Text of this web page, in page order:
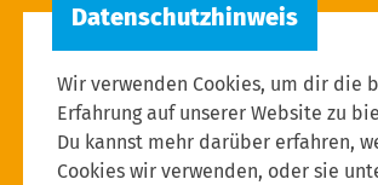
Tel.: 02 28 / 9 40 - 13 27
Wir verwenden Cookies, um dir die
Erfahrung auf unserer Website zu
Du kannst mehr darüber erfahren,
Cookies wir verwenden, oder sie